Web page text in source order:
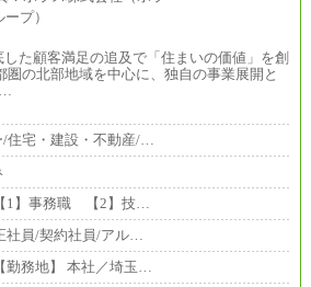
た顧客満足の追及で「住まいの価値」を創
圏の北部地域を中心に、独自の事業展開と
…
/住宅・建設・不動産/…
1】事務職 【2】技…
社員/契約社員/アル…
勤務地】 本社／埼玉…